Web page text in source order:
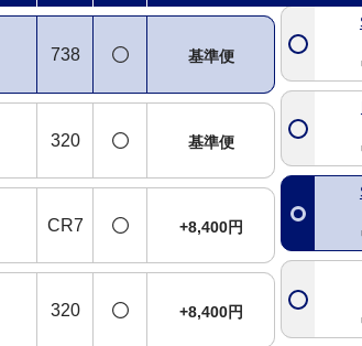
738 基準便
320 基準便
CR7 +8,400円
320 +8,400円